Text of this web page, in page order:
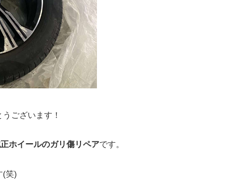
ございます！
ホイールのガリ傷リペアです。
(笑)